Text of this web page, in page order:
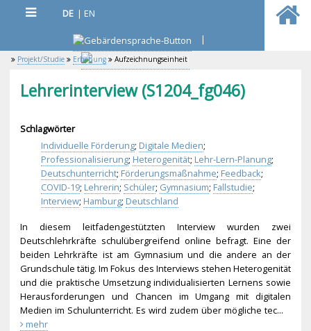
DE | EN
|
Projekt/Studie Erhebung Aufzeichnungseinheit
Lehrerinterview (S1204_fg046)
Schlagwörter
Individuelle Förderung; Digitale Medien;
Professionalisierung; Heterogenität; Lehr-Lern-Planung;
Deutschunterricht; Förderungsmaßnahme; Feedback;
COVID-19; Lehrerin; Schüler; Gymnasium; Fallstudie;
Interview; Hamburg; Deutschland
In diesem leitfadengestützten Interview wurden zwei
Deutschlehrkräfte schulübergreifend online befragt. Eine der
beiden Lehrkräfte ist am Gymnasium und die andere an der
Grundschule tätig. Im Fokus des Interviews stehen Heterogenität
und die praktische Umsetzung individualisierten Lernens sowie
Herausforderungen und Chancen im Umgang mit digitalen
Medien im Schulunterricht. Es wird zudem über mögliche tec...
mehr